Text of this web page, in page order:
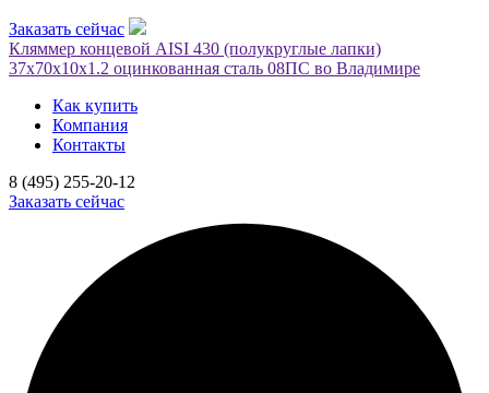
Заказать сейчас
Кляммер концевой AISI 430 (полукруглые лапки)
37х70х10х1.2 оцинкованная сталь 08ПС во Владимире
Как купить
Компания
Контакты
8 (495) 255-20-12
Заказать сейчас